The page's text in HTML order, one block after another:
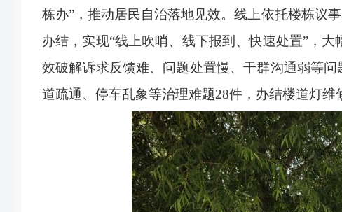
栋办”，推动居民自治落地见效。线上依托楼栋议
办结，实现“线上吹哨、线下报到、快速处置”，
效破解诉求反馈难、问题处置慢、干群沟通弱等
道疏通、停车乱象等治理难题28件，办结楼道灯